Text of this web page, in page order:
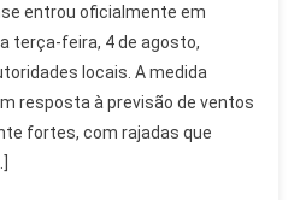
entrou oficialmente em
terça-feira, 4 de agosto,
locais. A medida
resposta à previsão de ventos
fortes, com rajadas que